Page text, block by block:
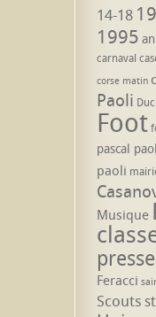
14-18
1995
carnaval
corse matin
Paoli
Foot
pascal
paoli
Musique
presse
Feracci
Scouts